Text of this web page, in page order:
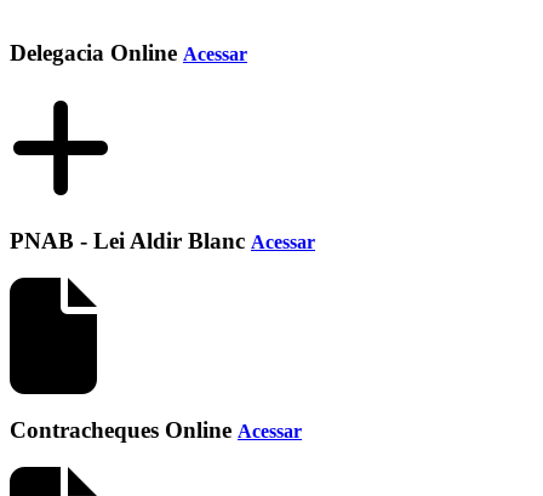
Delegacia Online Acessar
PNAB - Lei Aldir Blanc Acessar
Contracheques Online Acessar